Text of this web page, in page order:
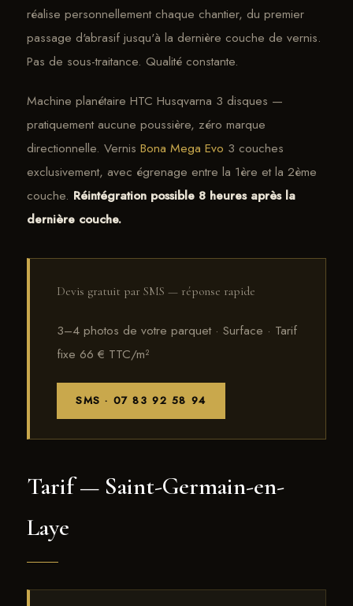
réalise personnellement chaque chantier, du premier
passage d'abrasif jusqu'à la dernière couche de vernis.
Pas de sous-traitance. Qualité constante.
Machine planétaire HTC Husqvarna 3 disques —
pratiquement aucune poussière, zéro marque
directionnelle. Vernis Bona Mega Evo 3 couches
exclusivement, avec égrenage entre la 1ère et la 2ème
couche. Réintégration possible 8 heures après la
dernière couche.
Devis gratuit par SMS — réponse rapide
3–4 photos de votre parquet · Surface · Tarif
fixe 66 € TTC/m²
SMS · 07 83 92 58 94
Tarif — Saint-Germain-en-
Laye